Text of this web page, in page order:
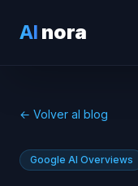
AI nora
← Volver al blog
Google AI Overviews